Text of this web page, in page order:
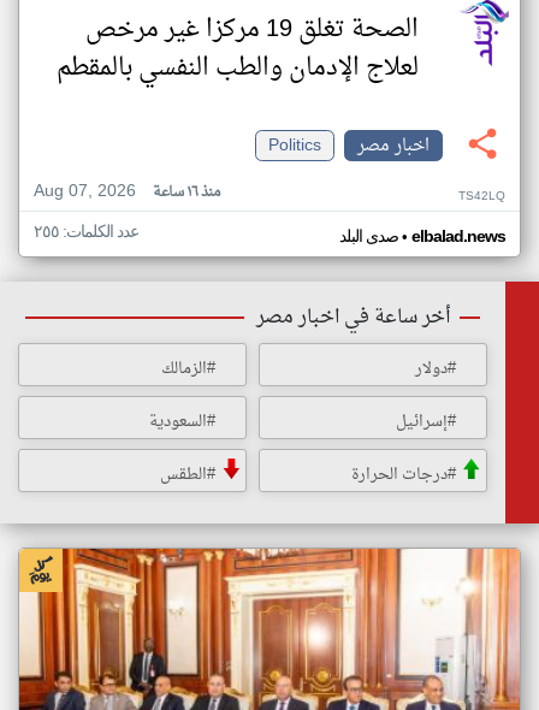
الصحة تغلق 19 مركزا غير مرخص
لعلاج الإدمان والطب النفسي بالمقطم
اخبار مصر
Politics
Aug 07, 2026
منذ ١٦ ساعة TS42LQ
صدى البلد• elbalad.news عدد الكلمات: ٢٥٥
أخر ساعة في اخبار مصر
#دولار
#الزمالك
#إسرائيل
#السعودية
#درجات الحرارة
#الطقس